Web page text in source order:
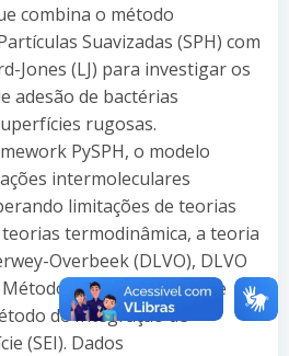
combina o método
Suavizadas (SPH) com
Jones (LJ) para investigar os
adesão de bactérias
rugosas.
PySPH, o modelo
intermoleculares
limitações de teorias
termodinâmica, a teoria
Overbeek (DLVO), DLVO
da Aproximação de
de Integração de
(SEI). Dados